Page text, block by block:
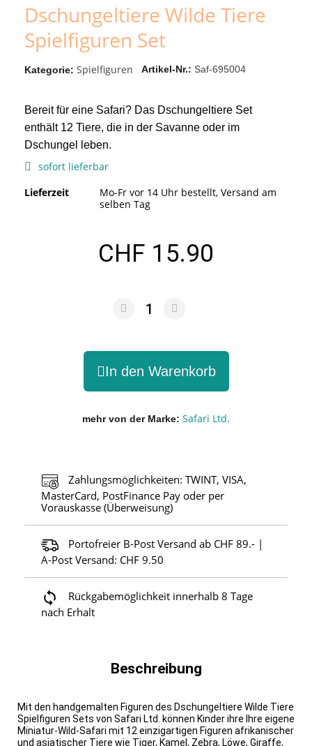
Dschungeltiere Wilde Tiere
Spielfiguren Set
Kategorie Spielfiguren Artikel-Nr. Saf-695004
Bereit für eine Safari? Das Dschungeltiere Set
enthält 12 Tiere, die in der Savanne oder im
Dschungel leben.
sofort lieferbar
Lieferzeit
Mo-Fr vor 14 Uhr bestellt, Versand am
selben Tag
CHF 15.90
In den Warenkorb
mehr von der Marke Safari Ltd.
Zahlungsmöglichkeiten: TWINT, VISA,
MasterCard, PostFinance Pay oder per
Vorauskasse (Überweisung)
Portofreier B-Post Versand ab CHF 89.- |
A-Post Versand: CHF 9.50
Rückgabemöglichkeit innerhalb 8 Tage
nach Erhalt
Beschreibung
Mit den handgemalten Figuren des Dschungeltiere Wilde Tiere
Spielfiguren Sets von Safari Ltd. können Kinder ihre Ihre eigene
Miniatur-Wild-Safari mit 12 einzigartigen Figuren afrikanischer
und asiatischer Tiere wie Tiger, Kamel, Zebra, Löwe, Giraffe,